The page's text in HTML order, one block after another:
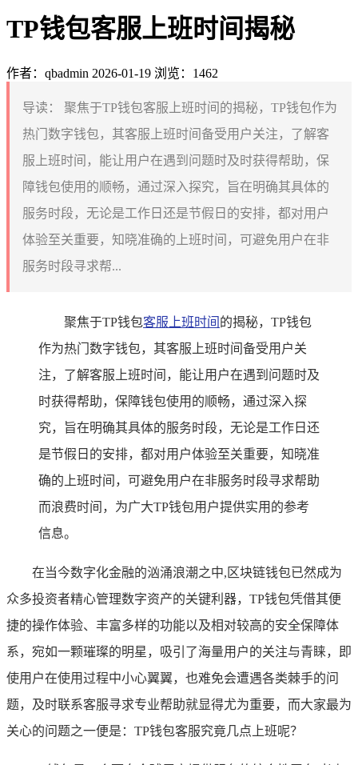
TP钱包客服上班时间揭秘
作者：qbadmin 2026-01-19 浏览：1462
导读：
聚焦于TP钱包客服上班时间的揭秘，TP钱包作为
热门数字钱包，其客服上班时间备受用户关注，了解客
服上班时间，能让用户在遇到问题时及时获得帮助，保
障钱包使用的顺畅，通过深入探究，旨在明确其具体的
服务时段，无论是工作日还是节假日的安排，都对用户
体验至关重要，知晓准确的上班时间，可避免用户在非
服务时段寻求帮...
聚焦于TP钱包客服上班时间 的揭秘，TP钱包
作为热门数字钱包，其客服上班时间备受用户关
注，了解客服上班时间，能让用户在遇到问题时及
时获得帮助，保障钱包使用的顺畅，通过深入探
究，旨在明确其具体的服务时段，无论是工作日还
是节假日的安排，都对用户体验至关重要，知晓准
确的上班时间，可避免用户在非服务时段寻求帮助
而浪费时间，为广大TP钱包用户提供实用的参考
信息。
在当今数字化金融的汹涌浪潮之中,区块链钱包已然成为
众多投资者精心管理数字资产的关键利器，TP钱包凭借其便
捷的操作体验、丰富多样的功能以及相对较高的安全保障体
系，宛如一颗璀璨的明星，吸引了海量用户的关注与青睐，即
使用户在使用过程中小心翼翼，也难免会遭遇各类棘手的问
题，及时联系客服寻求专业帮助就显得尤为重要，而大家最为
关心的问题之一便是：TP钱包客服究竟几点上班呢？